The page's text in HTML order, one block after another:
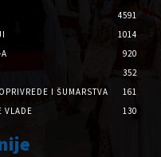
4591
1014
920
352
I ŠUMARSTVA
161
VLADE
130